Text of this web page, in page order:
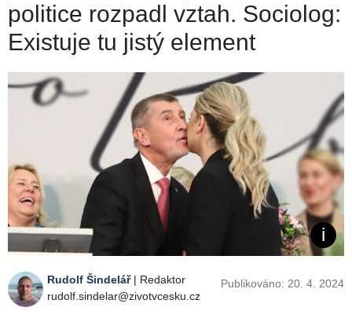
politice rozpadl vztah. Sociolog:
Existuje tu jistý element
Rudolf Šindelář| Redaktor
rudolf.sindelar@zivotvcesku.cz
Publikováno: 20. 4. 2024